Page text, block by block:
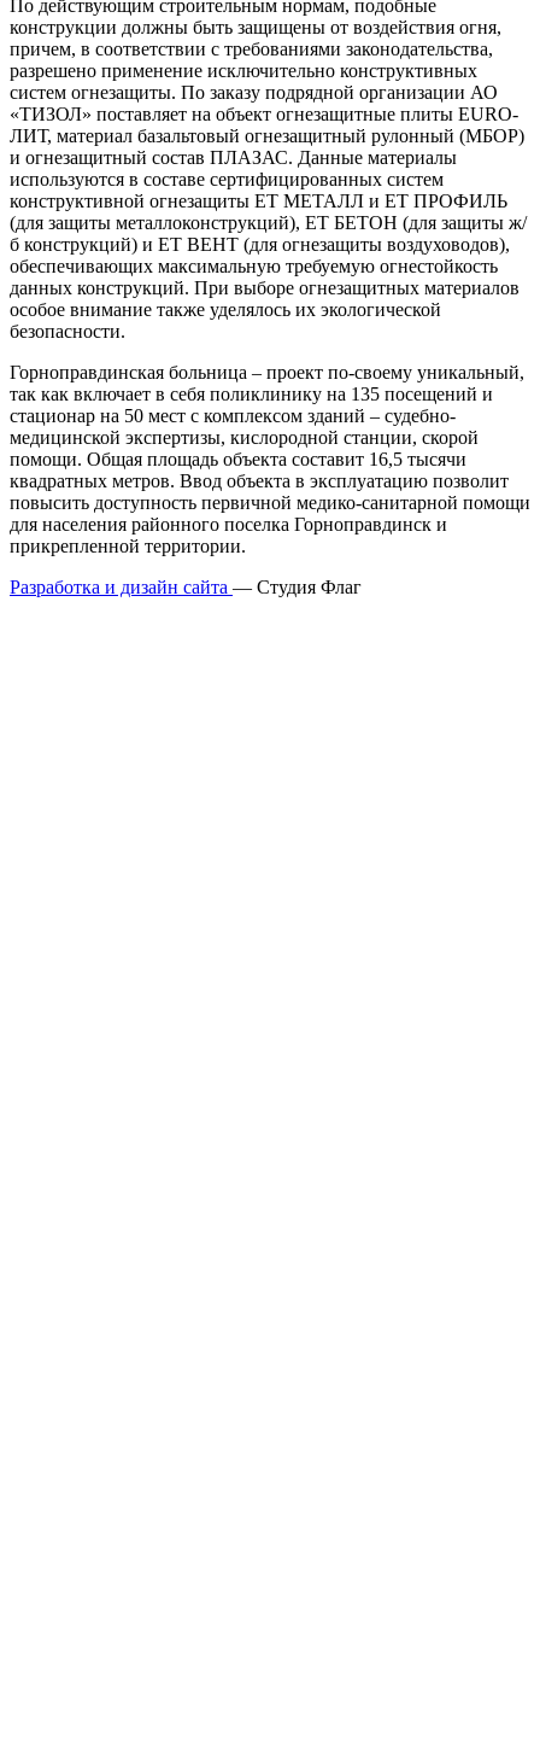
По действующим строительным нормам, подобные
конструкции должны быть защищены от воздействия огня,
причем, в соответствии с требованиями законодательства,
разрешено применение исключительно конструктивных
систем огнезащиты. По заказу подрядной организации АО
«ТИЗОЛ» поставляет на объект огнезащитные плиты EURO-
ЛИТ, материал базальтовый огнезащитный рулонный (МБОР)
и огнезащитный состав ПЛАЗАС. Данные материалы
используются в составе сертифицированных систем
конструктивной огнезащиты ЕТ МЕТАЛЛ и ЕТ ПРОФИЛЬ
(для защиты металлоконструкций), ЕТ БЕТОН (для защиты ж/
б конструкций) и ЕТ ВЕНТ (для огнезащиты воздуховодов),
обеспечивающих максимальную требуемую огнестойкость
данных конструкций. При выборе огнезащитных материалов
особое внимание также уделялось их экологической
безопасности.
Горноправдинская больница – проект по-своему уникальный,
так как включает в себя поликлинику на 135 посещений и
стационар на 50 мест с комплексом зданий – судебно-
медицинской экспертизы, кислородной станции, скорой
помощи. Общая площадь объекта составит 16,5 тысячи
квадратных метров. Ввод объекта в эксплуатацию позволит
повысить доступность первичной медико-санитарной помощи
для населения районного поселка Горноправдинск и
прикрепленной территории.
Разработка и дизайн сайта — Студия Флаг